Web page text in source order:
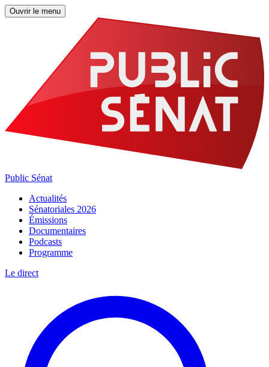
Ouvrir le menu
Public Sénat
Actualités
Sénatoriales 2026
Émissions
Documentaires
Podcasts
Programme
Le direct